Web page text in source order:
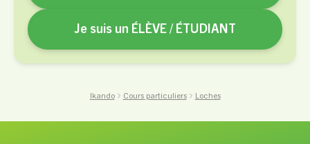
Ikando Cours particuliers Loches
Je suis un ÉLÈVE / ÉTUDIANT